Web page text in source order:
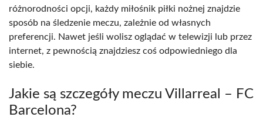
różnorodności opcji, każdy miłośnik piłki nożnej znajdzie
sposób na śledzenie meczu, zależnie od własnych
preferencji. Nawet jeśli wolisz oglądać w telewizji lub przez
internet, z pewnością znajdziesz coś odpowiedniego dla
siebie.
Jakie są szczegóły meczu Villarreal – FC
Barcelona?